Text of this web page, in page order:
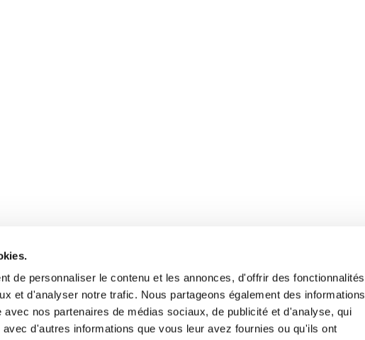
de personnaliser le contenu et les annonces, d'offrir des fonctionnalités
et d'analyser notre trafic. Nous partageons également des informations
nos partenaires de médias sociaux, de publicité et d'analyse, qui
d'autres informations que vous leur avez fournies ou qu'ils ont